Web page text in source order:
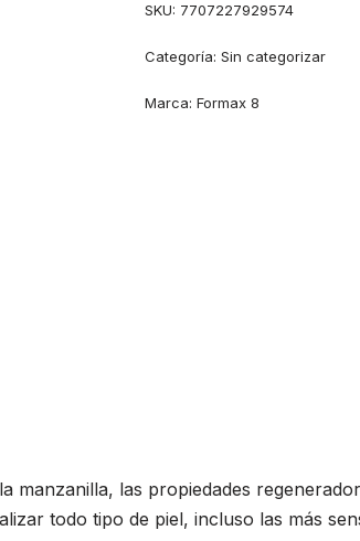
SKU: 7707227929574
Categoría: Sin categorizar
Marca: Formax 8
manzanilla, las propiedades
todo tipo de piel, incluso las más